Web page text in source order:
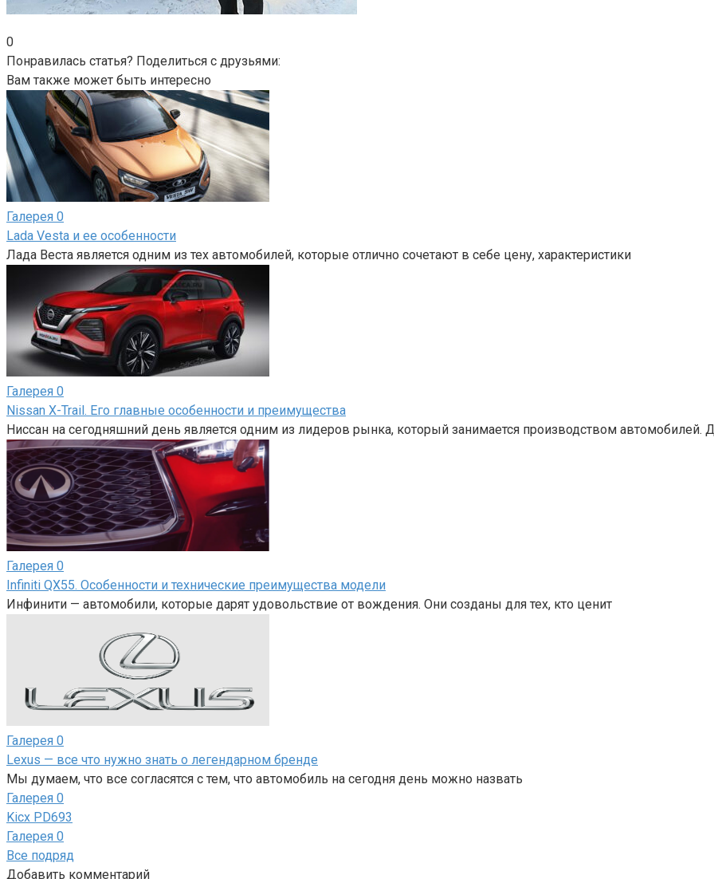
0
Понравилась статья? Поделиться с друзьями:
Вам также может быть интересно
Галерея 0
Lada Vesta и ее особенности
Лада Веста является одним из тех автомобилей, которые отлично сочетают в себе цену, характеристики
Галерея 0
Nissan X-Trail. Его главные особенности и преимущества
Ниссан на сегодняшний день является одним из лидеров рынка, который занимается производством автомобилей.
Галерея 0
Infiniti QX55. Особенности и технические преимущества модели
Инфинити — автомобили, которые дарят удовольствие от вождения. Они созданы для тех, кто ценит
Галерея 0
Lexus — все что нужно знать о легендарном бренде
Мы думаем, что все согласятся с тем, что автомобиль на сегодня день можно назвать
Галерея 0
Kicx PD693
Галерея 0
Все подряд
Добавить комментарий